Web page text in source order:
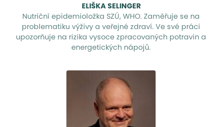
ELIŠKA SELINGER
Nutriční epidemioložka SZÚ, WHO. Zaměřuje se na
problematiku výživy a veřejné zdraví. Ve své práci
upozorňuje na rizika vysoce zpracovaných potravin a
energetických nápojů.